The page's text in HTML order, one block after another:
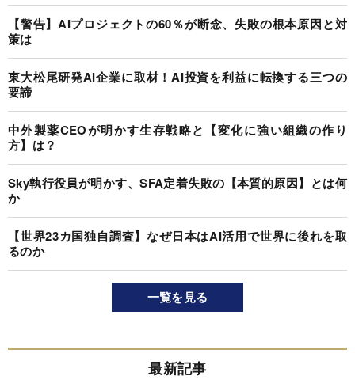
【警告】AIプロジェクトの60％が断念、失敗の根本原因と対
策は
東大松尾研発AI企業に取材！AI投資を利益に転換する三つの
要諦
中外製薬CEOが明かす生存戦略と【変化に強い組織の作り
方】は？
Sky執行役員が明かす、SFA定着失敗の【本質的原因】とは何
か
【世界23カ国独自調査】なぜ日本はAI活用で世界に後れを取
るのか
一覧を見る
最新記事